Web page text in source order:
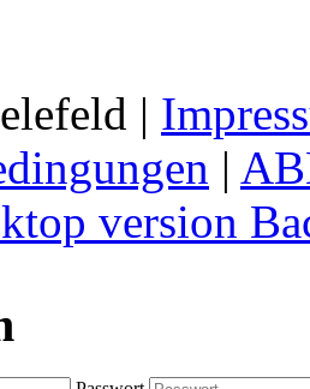
|
|
version